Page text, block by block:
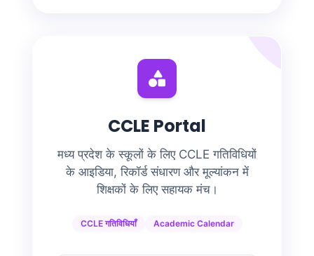
CCLE Portal
मध्य प्रदेश के स्कूलों के लिए CCLE गतिविधियों
के आइडिया, रिकॉर्ड संधारण और मूल्यांकन में
शिक्षकों के लिए सहायक मंच।
CCLE गतिविधियाँ Academic Calendar